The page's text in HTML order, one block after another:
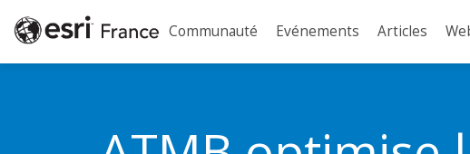
Communauté Evénements Articles